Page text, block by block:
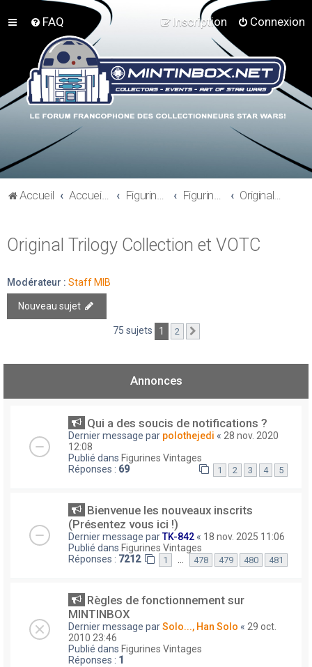
FAQ Connexion
Inscription
Accueil Accueil du forum Figurines 3"3/4, Playsets, Vaisseaux,… Figurines Modernes Original Trilogy Collection et VOTC
Original Trilogy Collection et VOTC
Modérateur : Staff MIB
Nouveau sujet
75 sujets 1 2
Annonces
Qui a des soucis de notifications ?
Dernier message par polothejedi « 28 nov. 2020
12:08
Publié dans Figurines Vintages
Réponses : 69 1 2 3 4 5
Bienvenue les nouveaux inscrits
(Présentez vous ici !)
Dernier message parTK-842 « 18 nov. 2025 11:06
Publié dans Figurines Vintages
Réponses : 7212 1 … 478 479 480 481
Règles de fonctionnement sur
MINTINBOX
Dernier message parSolo..., Han Solo « 29 oct.
2010 23:46
Publié dans Figurines Vintages
Réponses : 1